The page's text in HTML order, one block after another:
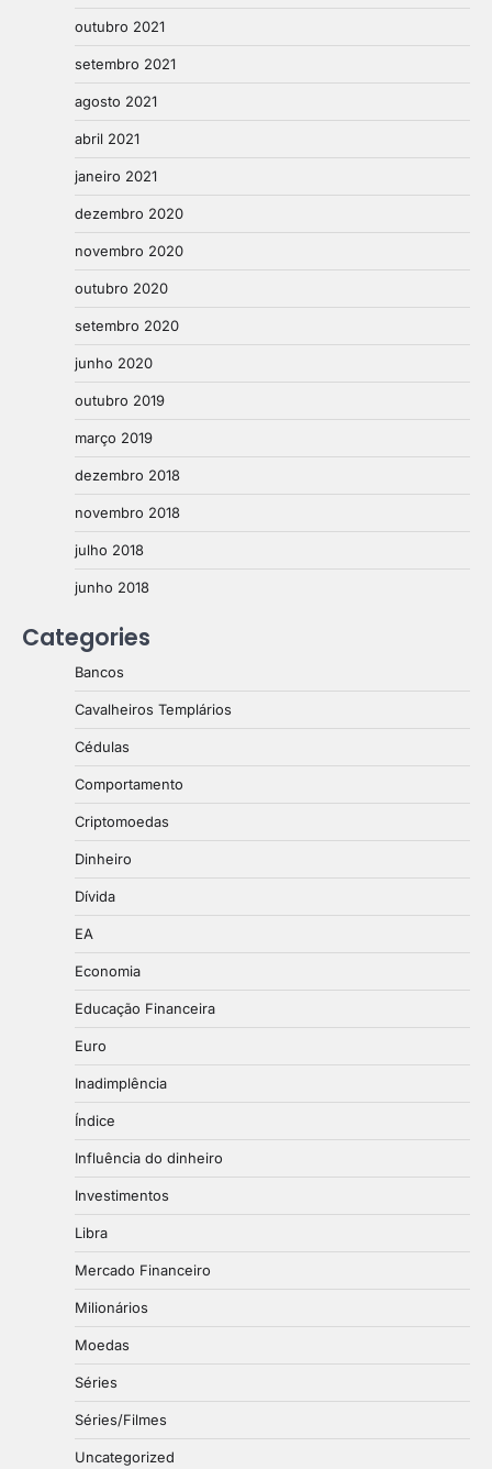
outubro 2021
setembro 2021
agosto 2021
abril 2021
janeiro 2021
dezembro 2020
novembro 2020
outubro 2020
setembro 2020
junho 2020
outubro 2019
março 2019
dezembro 2018
novembro 2018
julho 2018
junho 2018
Categories
Bancos
Cavalheiros Templários
Cédulas
Comportamento
Criptomoedas
Dinheiro
Dívida
EA
Economia
Educação Financeira
Euro
Inadimplência
Índice
Influência do dinheiro
Investimentos
Libra
Mercado Financeiro
Milionários
Moedas
Séries
Séries/Filmes
Uncategorized